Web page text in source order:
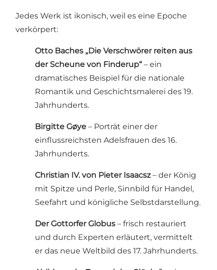
Jedes Werk ist ikonisch, weil es eine Epoche
verkörpert:
Otto Baches „Die Verschwörer reiten aus
der Scheune von Finderup“ – ein
dramatisches Beispiel für die nationale
Romantik und Geschichtsmalerei des 19.
Jahrhunderts.
Birgitte Gøye – Porträt einer der
einflussreichsten Adelsfrauen des 16.
Jahrhunderts.
Christian IV. von Pieter Isaacsz – der König
mit Spitze und Perle, Sinnbild für Handel,
Seefahrt und königliche Selbstdarstellung.
Der Gottorfer Globus – frisch restauriert
und durch Experten erläutert, vermittelt
er das neue Weltbild des 17. Jahrhunderts.